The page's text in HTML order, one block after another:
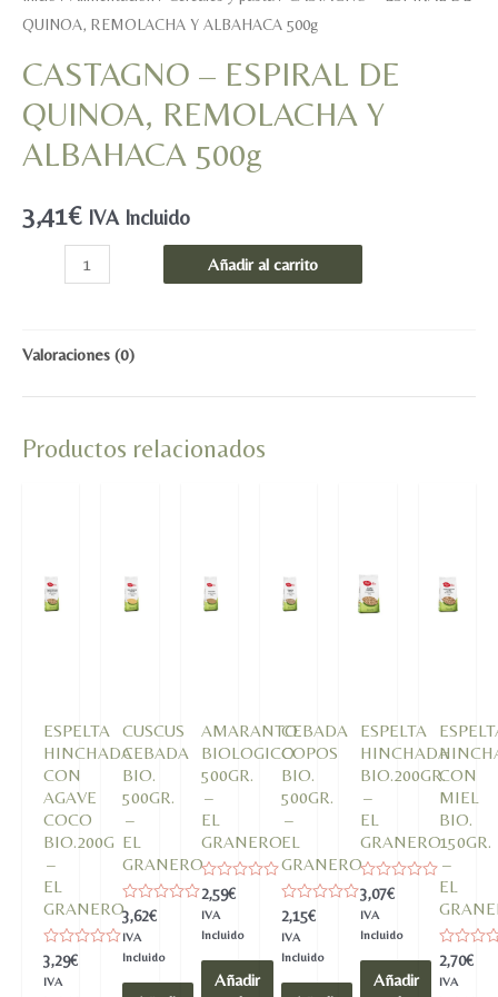
QUINOA, REMOLACHA Y ALBAHACA 500g
CASTAGNO – ESPIRAL DE
QUINOA, REMOLACHA Y
ALBAHACA 500g
3,41€ IVA Incluido
CASTAGNO
DE
Y
Añadir al carrito
Valoraciones (0)
Productos relacionados
ESPELTA
HINCHADA
CON
AGAVE
COCO
BIO.200G
–
EL
GRANERO
Valorado
en
0
3,29€
IVA
CUSCUS
CEBADA
BIO.
500GR.
–
EL
GRANERO
Valorado
en
0
de
3,62€
IVA
Incluido
AMARANTO
BIOLOGICO
500GR.
–
EL
GRANERO
Valorado
en
0
de
2,59€
IVA
Incluido
Añadir
CEBADA
COPOS
BIO.
500GR.
–
EL
GRANERO
Valorado
en
0
de
2,15€
IVA
Incluido
ESPELTA
HINCHADA
BIO.200GR.
–
EL
GRANERO
Valorado
en
0
de
3,07€
IVA
Incluido
Añadir
CON
MIEL
BIO.
150GR.
–
EL
Valorado
en
0
2,70€
IVA